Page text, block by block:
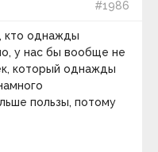
#1986
кто однажды
у нас бы вообще не
который однажды
пользы, потому
плодотворное,
keyboard_arrow_down
качество
выборе.